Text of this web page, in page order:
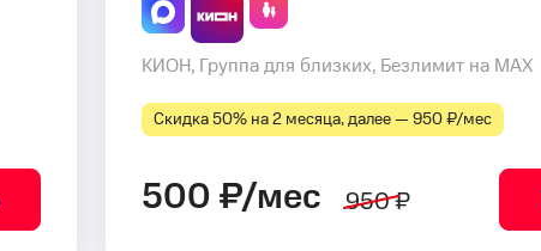
КИОН, Группа для близких, Безлимит на MAX
Скидка 50% на 2 месяца, далее — 950 ₽⁠/⁠мес
500 ₽/мес 950 ₽